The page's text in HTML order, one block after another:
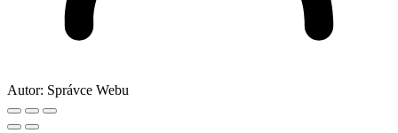
Autor: Správce Webu